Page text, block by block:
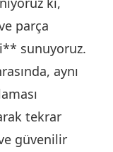
parça
sunuyoruz.
aynı
tekrar
güvenilir